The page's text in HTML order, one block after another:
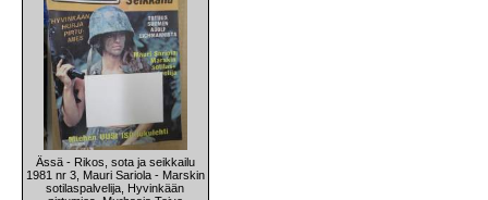
Ässä - Rikos, sota ja seikkailu
1981 nr 3, Mauri Sariola - Marskin
sotilaspalvelija, Hyvinkään